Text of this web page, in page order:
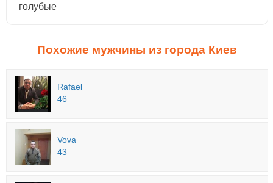
голубые
Похожие мужчины из города Киев
Rafael
46
Vova
43